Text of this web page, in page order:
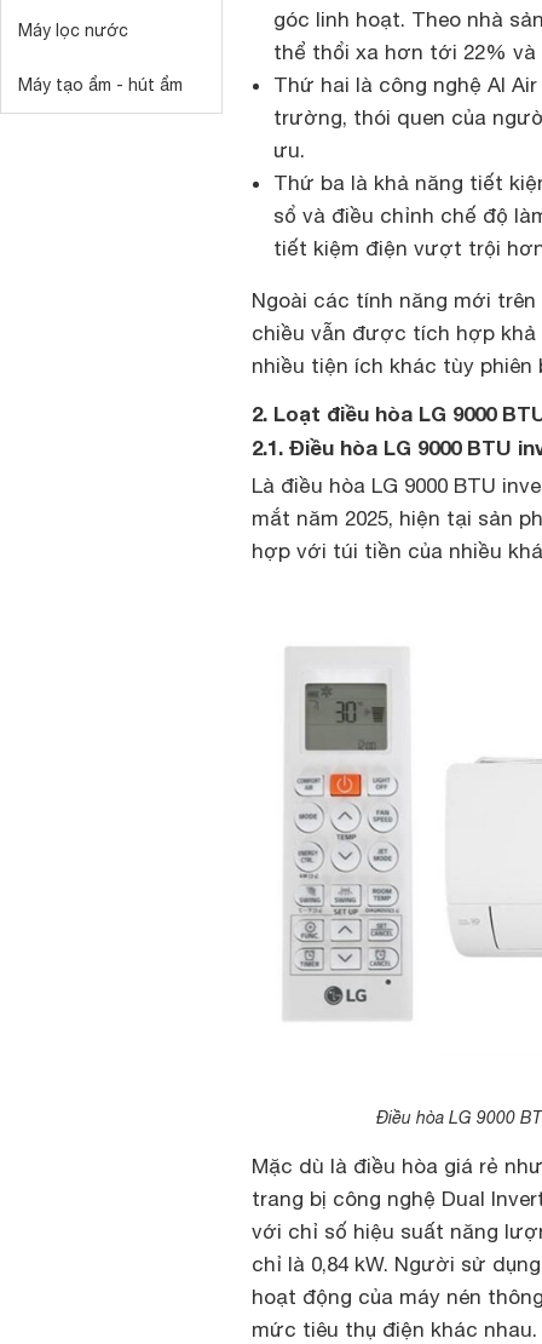
Máy lọc nước
Máy tạo ẩm - hút ẩm
góc linh hoạt. Theo nhà
thể thổi xa hơn tới 22%
Thứ hai là công nghệ AI
trường, thói quen của
ưu.
Thứ ba là khả năng tiết
sổ và điều chỉnh chế độ
tiết kiệm điện vượt trội
Ngoài các tính năng mới
chiều vẫn được tích hợp
nhiều tiện ích khác tùy phiên
2. Loạt điều hòa LG 9000
2.1. Điều hòa LG 9000 BTU
Là điều hòa LG 9000 BTU
mắt năm 2025, hiện tại sản
hợp với túi tiền của nhiều
Điều hòa LG 9000
Mặc dù là điều hòa giá rẻ
trang bị công nghệ Dual
với chỉ số hiệu suất năng
chỉ là 0,84 kW. Người sử
hoạt động của máy nén
mức tiêu thụ điện khác nhau.